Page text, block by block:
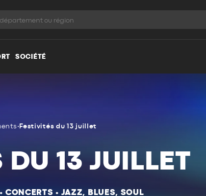
SOCIÉTÉ
•Festivités du 13 juillet
DU 13 JUILLET
• CONCERTS • JAZZ, BLUES, SOUL